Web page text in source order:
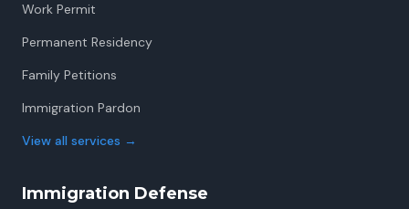
Work Permit
Permanent Residency
Family Petitions
Immigration Pardon
View all services →
Immigration Defense